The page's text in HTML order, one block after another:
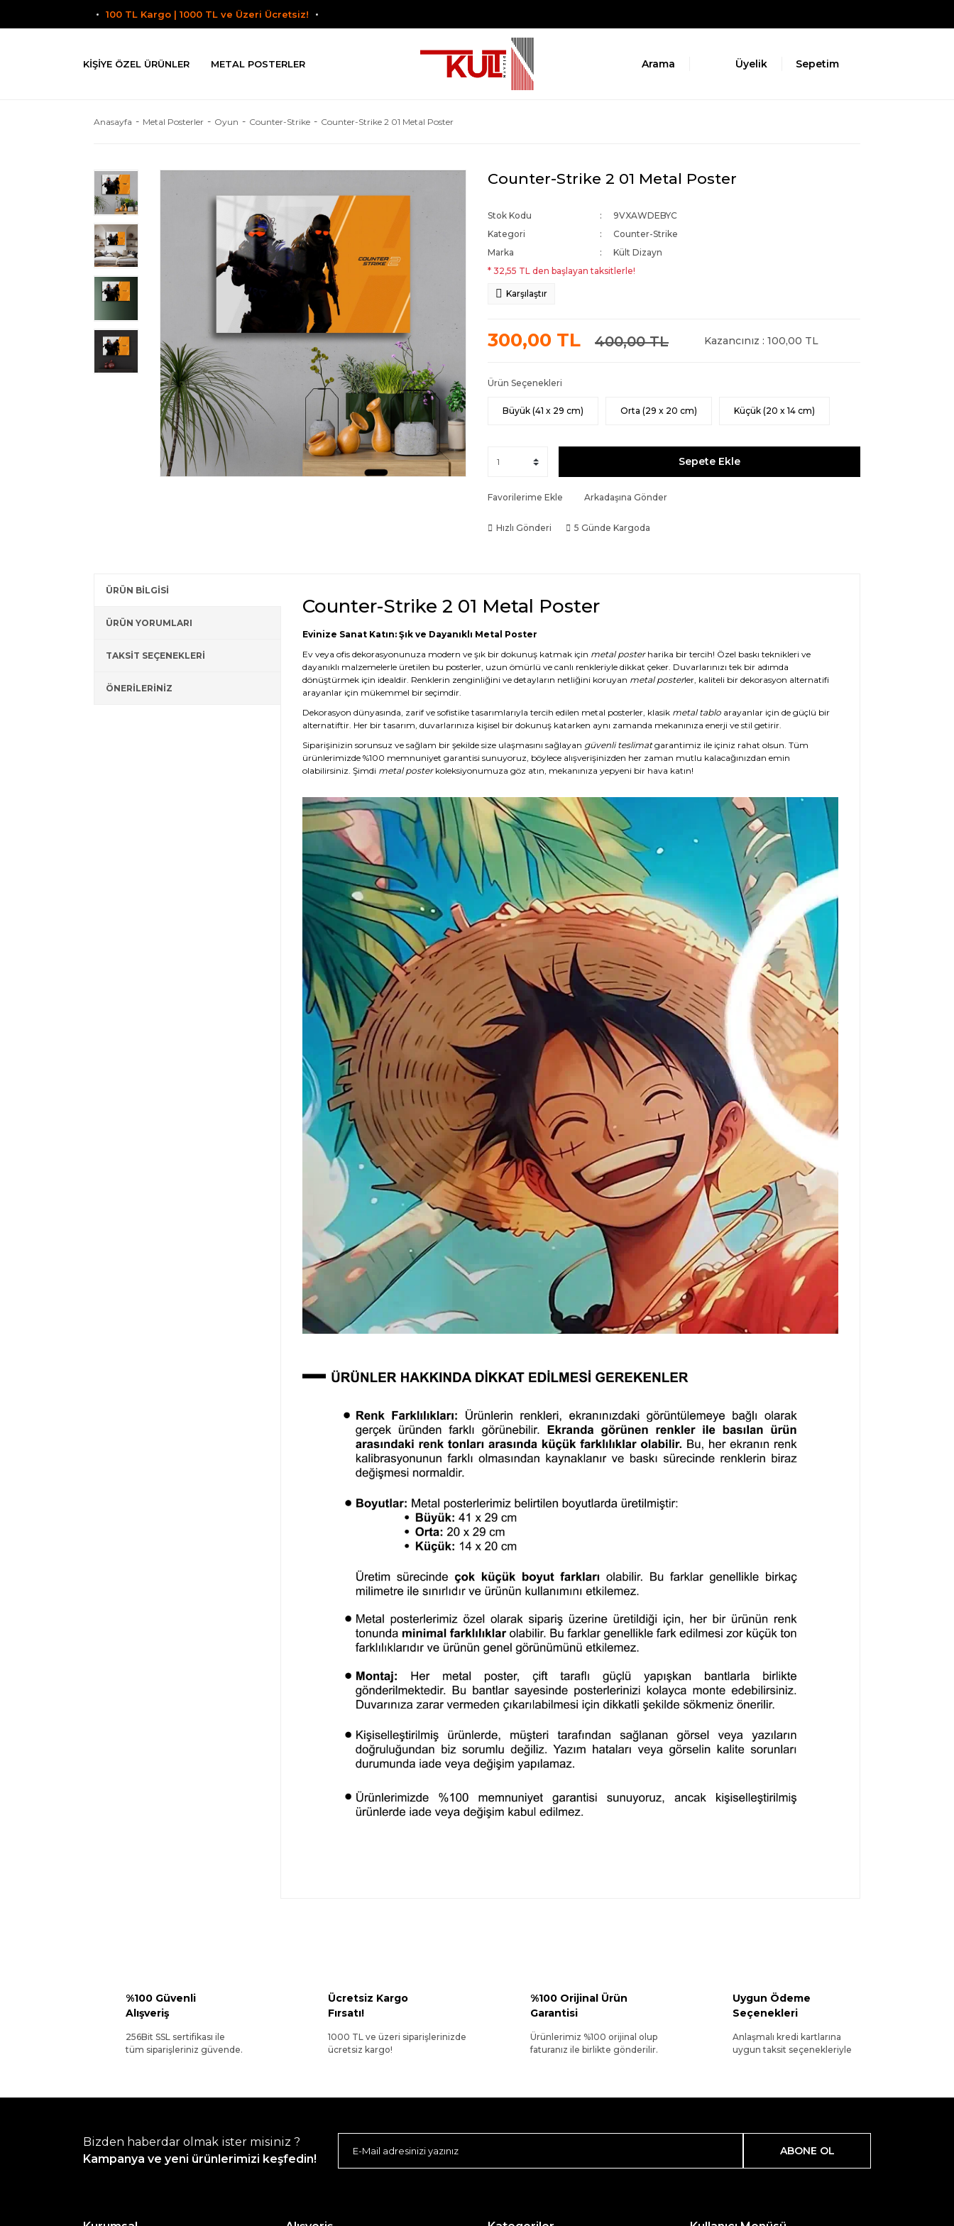
100 TL Kargo | 1000 TL ve Üzeri Ücretsiz!
KIŞIYE ÖZEL ÜRÜNLER METAL POSTERLER Arama Üyelik Sepetim
Anasayfa Metal Posterler Oyun Counter-Strike Counter-Strike 2 01 Metal Poster
Counter-Strike 2 01 Metal Poster
Stok Kodu
9VXAWDEBYC
Kategori
Counter-Strike
Marka
Kült Dizayn
* 32,55 TL den başlayan taksitlerle!
Karşılaştır
300,00 TL 400,00 TL Kazancınız : 100,00 TL
Ürün Seçenekleri
Büyük (41 x 29 cm) Orta (29 x 20 cm) Küçük (20 x 14 cm)
Sepete Ekle
Favorilerime Ekle Arkadaşına Gönder
Hızlı Gönderi 5 Günde Kargoda
ÜRÜN BİLGİSİ
ÜRÜN YORUMLARI
TAKSİT SEÇENEKLERİ
ÖNERİLERİNİZ
Counter-Strike 2 01 Metal Poster
Evinize Sanat Katın: Şık ve Dayanıklı Metal Poster
Ev veya ofis dekorasyonunuza modern ve şık bir dokunuş katmak için metal posterharika bir tercih! Özel baskı teknikleri ve
dayanıklı malzemelerle üretilen bu posterler, uzun ömürlü ve canlı renkleriyle dikkat çeker. Duvarlarınızı tek bir adımda
dönüştürmek için idealdir. Renklerin zenginliğini ve detayların netliğini koruyan metal posterler, kaliteli bir dekorasyon alternatifi
arayanlar için mükemmel bir seçimdir.
Dekorasyon dünyasında, zarif ve sofistike tasarımlarıyla tercih edilen metal posterler, klasik metal tabloarayanlar için de güçlü bir
alternatiftir. Her bir tasarım, duvarlarınıza kişisel bir dokunuş katarken aynı zamanda mekanınıza enerji ve stil getirir.
Siparişinizin sorunsuz ve sağlam bir şekilde size ulaşmasını sağlayan güvenli teslimatgarantimiz ile içiniz rahat olsun. Tüm
ürünlerimizde %100 memnuniyet garantisi sunuyoruz, böylece alışverişinizden her zaman mutlu kalacağınızdan emin
olabilirsiniz. Şimdi metal posterkoleksiyonumuza göz atın, mekanınıza yepyeni bir hava katın!
%100 Güvenli
Alışveriş
256Bit SSL sertifikası ile
tüm siparişleriniz güvende.
Ücretsiz Kargo
Fırsatı!
1000 TL ve üzeri siparişlerinizde
ücretsiz kargo!
%100 Orijinal Ürün
Garantisi
Ürünlerimiz %100 orijinal olup
faturanız ile birlikte gönderilir.
Uygun Ödeme
Seçenekleri
Anlaşmalı kredi kartlarına
uygun taksit seçenekleriyle
Bizden haberdar olmak ister misiniz ?
Kampanya ve yeni ürünlerimizi keşfedin!
ABONE OL